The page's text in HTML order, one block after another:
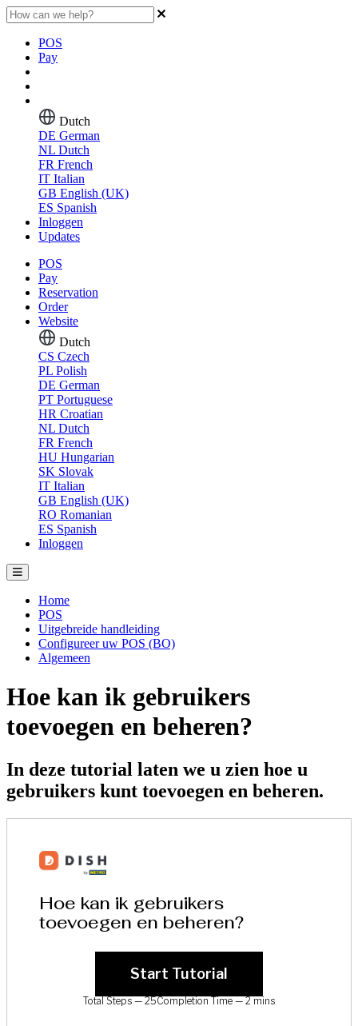
POS
Pay
Dutch
DE German
NL Dutch
FR French
IT Italian
GB English (UK)
ES Spanish
Inloggen
Updates
POS
Pay
Reservation
Order
Website
Dutch
CS Czech
PL Polish
DE German
PT Portuguese
HR Croatian
NL Dutch
FR French
HU Hungarian
SK Slovak
IT Italian
GB English (UK)
RO Romanian
ES Spanish
Inloggen
Home
POS
Uitgebreide handleiding
Configureer uw POS (BO)
Algemeen
Hoe kan ik gebruikers
toevoegen en beheren?
In deze tutorial laten we u zien hoe u
gebruikers kunt toevoegen en beheren.